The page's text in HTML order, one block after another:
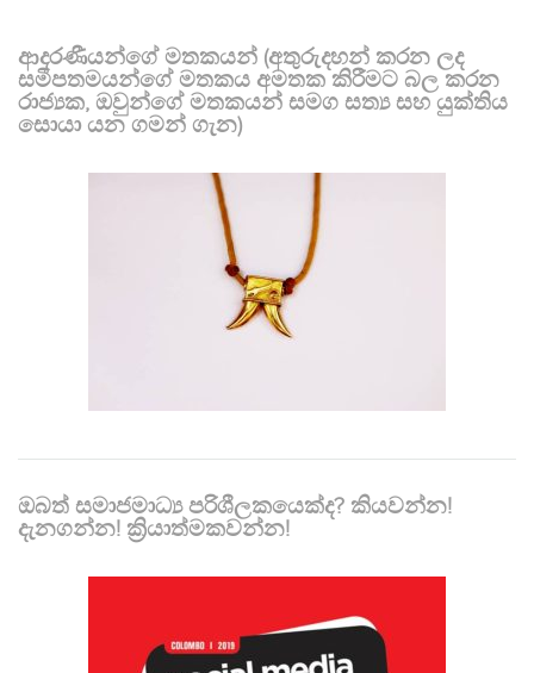
ආදරණීයන්ගේ මතකයන් (අතුරුදහන් කරන ලද
සමීපතමයන්ගේ මතකය අමතක කිරීමට බල කරන
රාජ්‍යක, ඔවුන්ගේ මතකයන් සමග සත්‍ය සහ යුක්තිය
සොයා යන ගමන් ගැන)
ඔබත් සමාජමාධ්‍ය පරිශීලකයෙක්ද? කියවන්න!
දැනගන්න! ක්‍රියාත්මකවන්න!